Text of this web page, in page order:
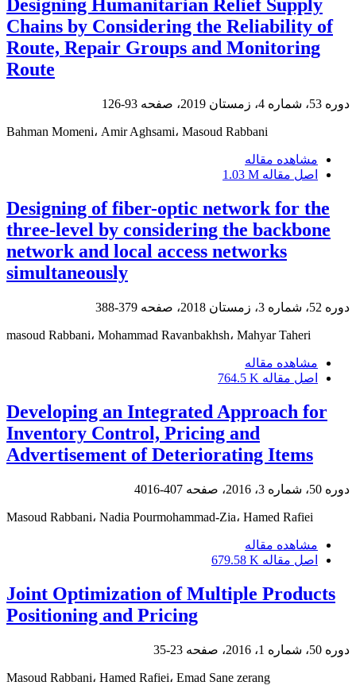
Designing Humanitarian Relief Supply
Chains by Considering the Reliability of
Route, Repair Groups and Monitoring
Route
دوره 53، شماره 4، زمستان 2019، صفحه 93-126
Bahman Momeni، Amir Aghsami، Masoud Rabbani
مشاهده مقاله
اصل مقاله 1.03 M
Designing of fiber-optic network for the
three-level by considering the backbone
network and local access networks
simultaneously
دوره 52، شماره 3، زمستان 2018، صفحه 379-388
masoud Rabbani، Mohammad Ravanbakhsh، Mahyar Taheri
مشاهده مقاله
اصل مقاله 764.5 K
Developing an Integrated Approach for
Inventory Control, Pricing and
Advertisement of Deteriorating Items
دوره 50، شماره 3، 2016، صفحه 407-4016
Masoud Rabbani، Nadia Pourmohammad-Zia، Hamed Rafiei
مشاهده مقاله
اصل مقاله 679.58 K
Joint Optimization of Multiple Products
Positioning and Pricing
دوره 50، شماره 1، 2016، صفحه 23-35
Masoud Rabbani، Hamed Rafiei، Emad Sane zerang